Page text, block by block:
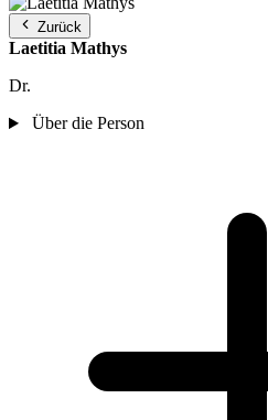
Zurück
Laetitia Mathys
Dr.
Über die Person